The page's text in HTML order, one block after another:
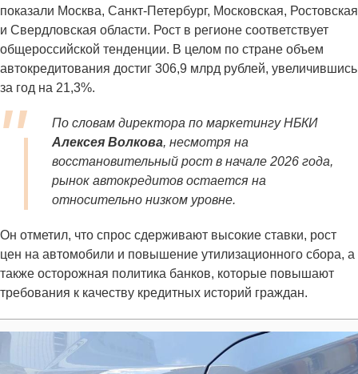
показали Москва, Санкт-Петербург, Московская, Ростовская
и Свердловская области. Рост в регионе соответствует
общероссийской тенденции. В целом по стране объем
автокредитования достиг 306,9 млрд рублей, увеличившись
за год на 21,3%.
По словам директора по маркетингу НБКИ
Алексея Волкова, несмотря на
восстановительный рост в начале 2026 года,
рынок автокредитов остается на
относительно низком уровне.
Он отметил, что спрос сдерживают высокие ставки, рост
цен на автомобили и повышение утилизационного сбора, а
также осторожная политика банков, которые повышают
требования к качеству кредитных историй граждан.